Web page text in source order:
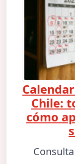
Chile:
cómo